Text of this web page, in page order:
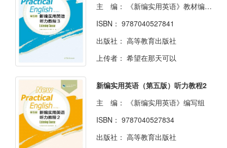
主 编：
《新编实用英语》教材编写组
ISBN： 9787040527841
出版社： 高等教育出版社
上传者： 希望在那天可以
新编实用英语（第五版）听力教程2
主 编：
《新编实用英语》编写组
ISBN： 9787040527834
出版社： 高等教育出版社